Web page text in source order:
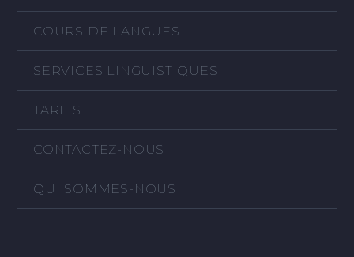
COURS DE LANGUES
SERVICES LINGUISTIQUES
TARIFS
CONTACTEZ-NOUS
QUI SOMMES-NOUS